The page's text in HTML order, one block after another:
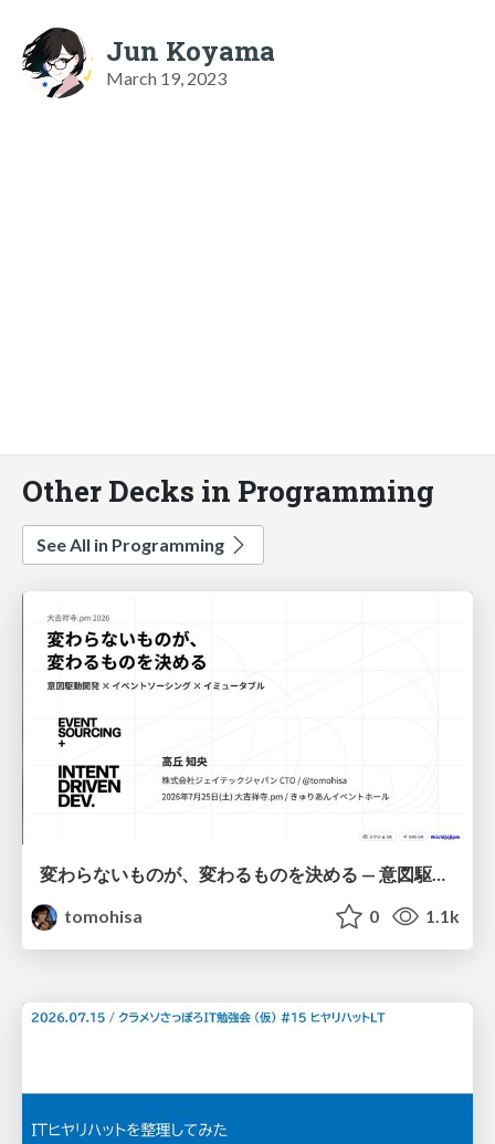
Jun Koyama
March 19, 2023
Other Decks in Programming
See All in Programming
変わらないものが、変わるものを決める — 意図駆動開発 × イベントソーシング × イミュータブル | What Doesn't Change Decides What Can — IDD × Event Sourcing × Immutability
tomohisa
0 1.1k